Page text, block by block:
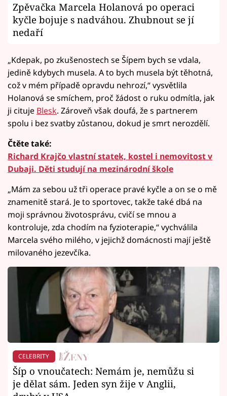
Zpěvačka Marcela Holanová po operaci
kyčle bojuje s nadváhou. Zhubnout se jí
nedaří
„Kdepak, po zkušenostech se Šípem bych se vdala,
jedině kdybych musela. A to bych musela být těhotná,
což v mém případě opravdu nehrozí,“ vysvětlila
Holanová se smíchem, proč žádost o ruku odmítla, jak
ji cituje Blesk. Zároveň však doufá, že s partnerem
spolu i bez svatby zůstanou, dokud je smrt nerozdělí.
Čtěte také:
Richard Krajčo vlastní statek, kostel i nemovitost v
Dubaji. Děti studují na mezinárodní škole
„Mám za sebou už tři operace pravé kyčle a on se o mě
znamenitě stará. Je to sportovec, takže také dbá na
moji správnou životosprávu, cvičí se mnou a
kontroluje, zda chodím na fyzioterapie,“ vychválila
Marcela svého milého, v jejichž domácnosti mají ještě
milovaného jezevčíka.
CELEBRITY
Šíp o vnoučatech: Nemám je, nemůžu si
je dělat sám. Jeden syn žije v Anglii,